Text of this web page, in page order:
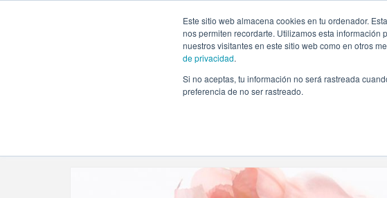
Este sitio web almacena cookies en tu ordenador.
nos permiten recordarte. Utilizamos esta
nuestros visitantes en este sitio web como en otros
de privacidad.
Si no aceptas, tu información no será rastreada
preferencia de no ser rastreado.
tendencias de novia tendencias 2019